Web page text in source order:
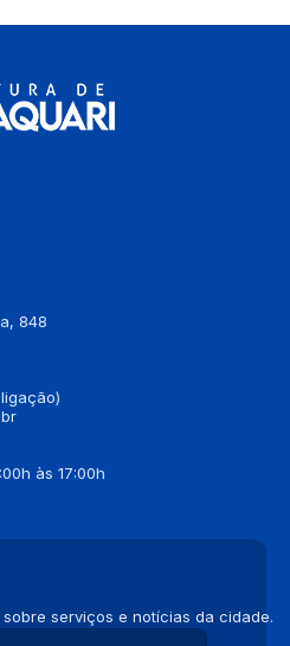
848
às 17:00h
serviços e notícias da cidade.